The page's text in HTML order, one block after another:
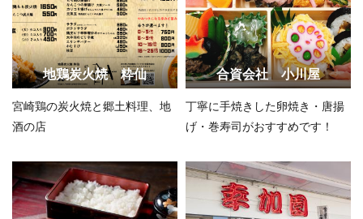
地鶏炭火焼 粋仙
宮崎鶏の炭火焼と郷土料理、地
酒の店
合資会社 小川屋
丁寧に手焼きした卵焼き・唐揚
げ・巻寿司がおすすめです！